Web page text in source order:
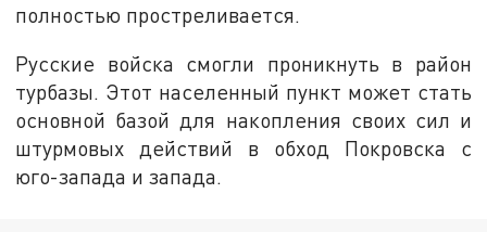
полностью простреливается.
Русские войска смогли проникнуть в район
турбазы. Этот населенный пункт может стать
основной базой для накопления своих сил и
штурмовых действий в обход Покровска с
юго-запада и запада.